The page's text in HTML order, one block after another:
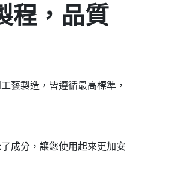
程，品質
藝製造，皆遵循最高標準，
成分，讓您使用起來更加安